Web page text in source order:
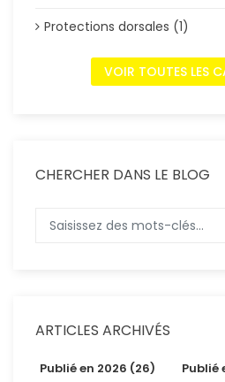
Protections dorsales (1)
VOIR TOUTES LES
CHERCHER DANS LE BLOG
ARTICLES ARCHIVÉS
Publié en 2026 (26)
Publié